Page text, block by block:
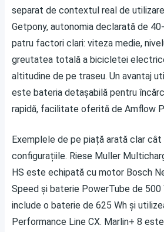
separat de contextul real de
Getpony, autonomia declarată de
patru factori clari: viteza medie,
greutatea totală a bicicletei
altitudine de pe traseu. Un avantaj
este bateria detașabilă pentru
rapidă, facilitate oferită de Amflow
Exemplele de pe piață arată clar
configurațiile. Riese Muller
HS este echipată cu motor Bosch
Speed și baterie PowerTube de 500
include o baterie de 625 Wh și
Performance Line CX. Marlin+ 8